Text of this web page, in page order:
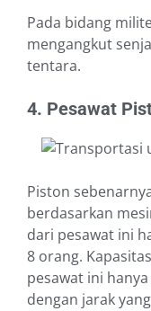
Pada bidang
mengangkut
tentara.
4. Pesawat
Piston
berdasarkan
dari pesawat ini
8 orang.
pesawat ini
dengan jarak